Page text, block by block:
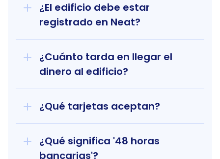
¿El edificio debe estar
registrado en Neat?
¿Cuánto tarda en llegar el
dinero al edificio?
¿Qué tarjetas aceptan?
¿Qué significa '48 horas
bancarias'?